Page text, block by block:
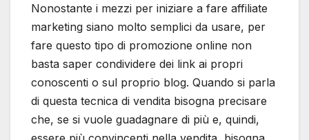
Nonostante i mezzi per iniziare a fare affiliate
marketing siano molto semplici da usare, per
fare questo tipo di promozione online non
basta saper condividere dei link ai propri
conoscenti o sul proprio blog. Quando si parla
di questa tecnica di vendita bisogna precisare
che, se si vuole guadagnare di più e, quindi,